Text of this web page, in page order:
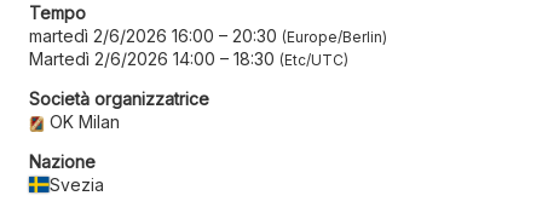
Tempo
martedì 2/6/2026 16:00 – 20:30 Europe/Berlin
Martedì 2/6/2026 14:00 – 18:30 Etc/UTC
Società organizzatrice
OK Milan
Nazione
Svezia